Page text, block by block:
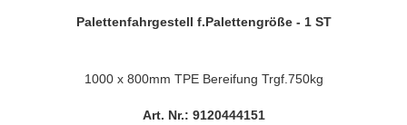
Palettenfahrgestell f.Palettengröße - 1 ST
1000 x 800mm TPE Bereifung Trgf.750kg
Art. Nr.: 9120444151